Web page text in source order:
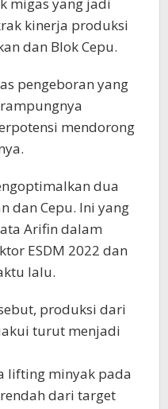
kinerja produksi
dan Blok Cepu.
pengeboran yang
mendorong
dua
dan Cepu. Ini yang
Arifin dalam
ESDM 2022 dan
lalu.
produksi dari
turut menjadi
lifting minyak pada
dari target